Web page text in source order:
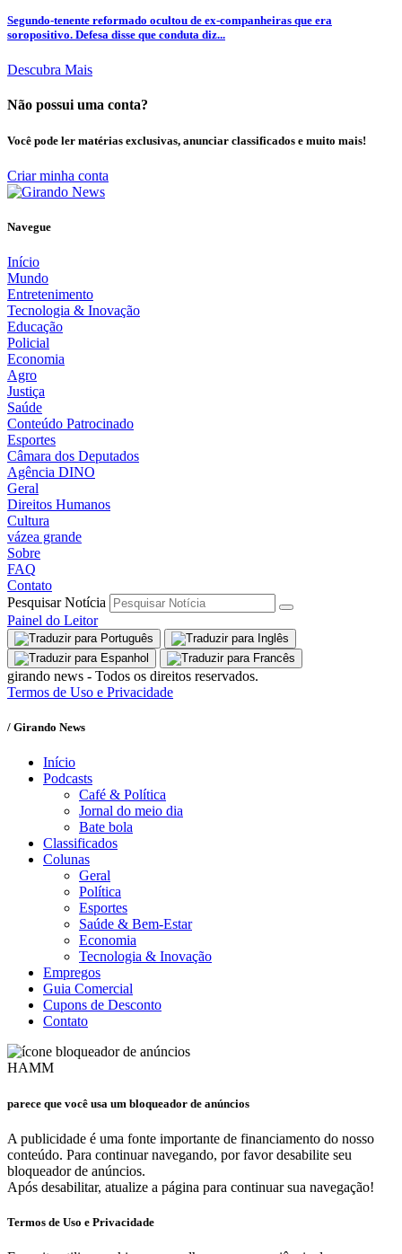
Segundo-tenente reformado ocultou de ex-companheiras que era
soropositivo. Defesa disse que conduta diz...
Descubra Mais
Não possui uma conta?
Você pode ler matérias exclusivas, anunciar classificados e muito mais!
Criar minha conta
Navegue
Início
Mundo
Entretenimento
Tecnologia & Inovação
Educação
Policial
Economia
Agro
Justiça
Saúde
Conteúdo Patrocinado
Esportes
Câmara dos Deputados
Agência DINO
Geral
Direitos Humanos
Cultura
vázea grande
Sobre
FAQ
Contato
Pesquisar Notícia
Painel do Leitor
girando news - Todos os direitos reservados.
Termos de Uso e Privacidade
/ Girando News
Início
Podcasts
Café & Política
Jornal do meio dia
Bate bola
Classificados
Colunas
Geral
Política
Esportes
Saúde & Bem-Estar
Economia
Tecnologia & Inovação
Empregos
Guia Comercial
Cupons de Desconto
Contato
HAMM
parece que você usa um bloqueador de anúncios
A publicidade é uma fonte importante de financiamento do nosso
conteúdo. Para continuar navegando, por favor desabilite seu
bloqueador de anúncios.
Após desabilitar, atualize a página para continuar sua navegação!
Termos de Uso e Privacidade